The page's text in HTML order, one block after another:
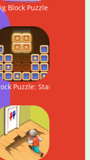
Block Puzzle
Puzzle: Star Finder